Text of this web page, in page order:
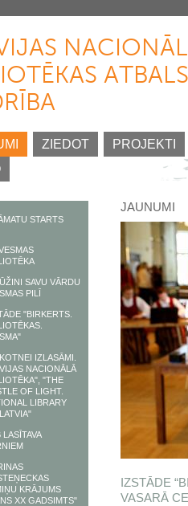
ZIEDOT PROJEKTI
STARTS
SAVU VĀRDU
PILĪ
"BIRKERTS.
IZLASĀMI.
NACIONĀLĀ
"THE
OF LIGHT.
LIBRARY
LASĪTAVA
KRĀJUMS
XX GADSIMTS"
JAUNUMI
IZSTĀDE
VASARĀ